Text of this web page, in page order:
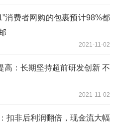
消费者网购的包裹预计98%都
2021-11-02
高：长期坚持超前研发创新 不
2021-11-02
扣非后利润翻倍，现金流大幅